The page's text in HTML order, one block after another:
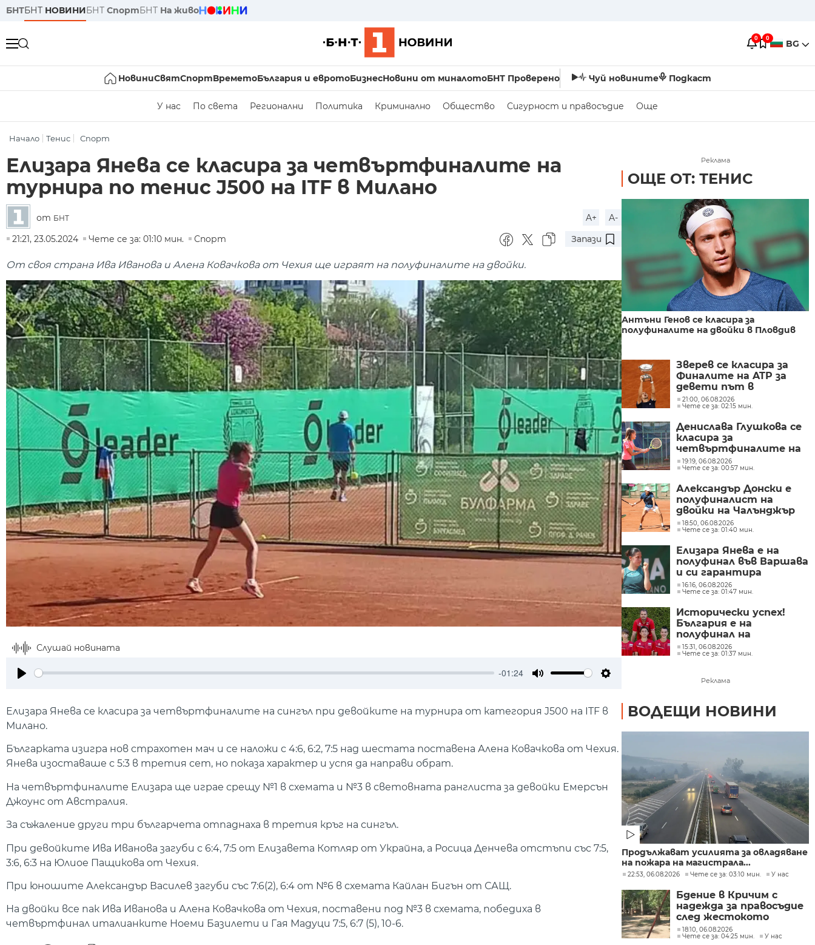
БНТБНТ НОВИНИБНТ СпортБНТ На живо
0 0 BG
НовиниСвятСпортВреметоБългария и евротоБизнесНовини от миналотоБНТ Проверено Чуй новините Подкаст
У нас По света Регионални Политика Криминално Общество Сигурност и правосъдие Още
Начало Тенис Спорт
Елизара Янева се класира за четвъртфиналите на
турнира по тенис J500 на ITF в Милано
от БНТ A+
A-
21:21, 23.05.2024
Чете се за: 01:10 мин. Спорт Запази
От своя страна Ива Иванова и Алена Ковачкова от Чехия ще играят на полуфиналите на двойки.
Слушай новината
-01:24
Елизара Янева се класира за четвъртфиналите на сингъл при девойките на турнира от категория J500 на ITF в
Милано.
Българката изигра нов страхотен мач и се наложи с 4:6, 6:2, 7:5 над шестата поставена Алена Ковачкова от Чехия.
Янева изоставаше с 5:3 в третия сет, но показа характер и успя да направи обрат.
На четвъртфиналите Елизара ще играе срещу №1 в схемата и №3 в световната ранглиста за девойки Емерсън
Джоунс от Австралия.
За съжаление други три българчета отпаднаха в третия кръг на сингъл.
При девойките Ива Иванова загуби с 6:4, 7:5 от Елизавета Котляр от Украйна, а Росица Денчева отстъпи със 7:5,
3:6, 6:3 на Юлиое Пащикова от Чехия.
При юношите Александър Василев загуби със 7:6(2), 6:4 от №6 в схемата Кайлан Бигън от САЩ.
На двойки все пак Ива Иванова и Алена Ковачкова от Чехия, поставени под №3 в схемата, победиха в
четвъртфинал италианките Ноеми Базилети и Гая Мадуци 7:5, 6:7 (5), 10-6.
Реклама
ОЩЕ ОТ: ТЕНИС
Антъни Генов се класира за
полуфиналите на двойки в Пловдив
Зверев се класира за
Финалите на ATP за
девети път в
кариерата си
21:00, 06.08.2026
Чете се за: 02:15 мин.
Денислава Глушкова се
класира за
четвъртфиналите на
турнир в Сърбия
19:19, 06.08.2026
Чете се за: 00:57 мин.
Александър Донски е
полуфиналист на
двойки на Чалънджър
турнира в Полша
18:50, 06.08.2026
Чете се за: 01:40 мин.
Елизара Янева е на
полуфинал във Варшава
и си гарантира
рекордно класиране в
световната ранглиста
16:16, 06.08.2026
Чете се за: 01:47 мин.
Исторически успех!
България е на
полуфинал на
световното
първенство по тенис
15:31, 06.08.2026
Чете се за: 01:37 мин.
Реклама
ВОДЕЩИ НОВИНИ
Продължават усилията за овладяване
на пожара на магистрала...
22:53, 06.08.2026 Чете се за: 03:10 мин. У нас
Бдение в Кричим с
надежда за правосъдие
след жестокото
убийство на млад мъж
в Пловдив от
18:10, 06.08.2026
Чете се за: 04:25 мин.
У нас